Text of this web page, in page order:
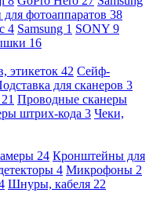
для фотоаппаратов 38
4 Samsung 1 SONY 9
16
этикеток 42 Сейф-
для сканеров 3
21 Проводные сканеры
штрих-кода 3 Чеки,
24 Кронштейны для
4 Микрофоны 2
Шнуры, кабеля 22